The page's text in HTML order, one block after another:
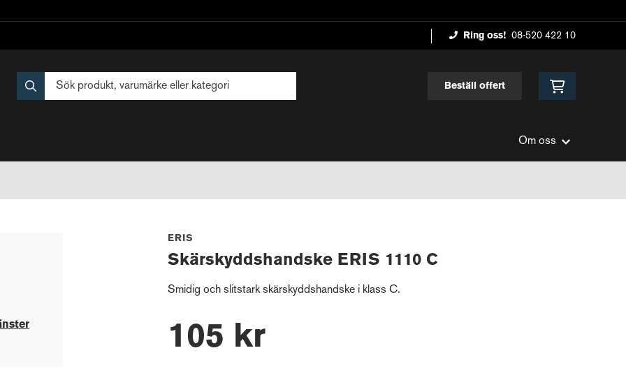
Ring oss! 08-520 422 10
Beställ offert
Om oss
ERIS
Skärskyddshandske ERIS 1110 C
Smidig och slitstark skärskyddshandske i klass C.
105 kr